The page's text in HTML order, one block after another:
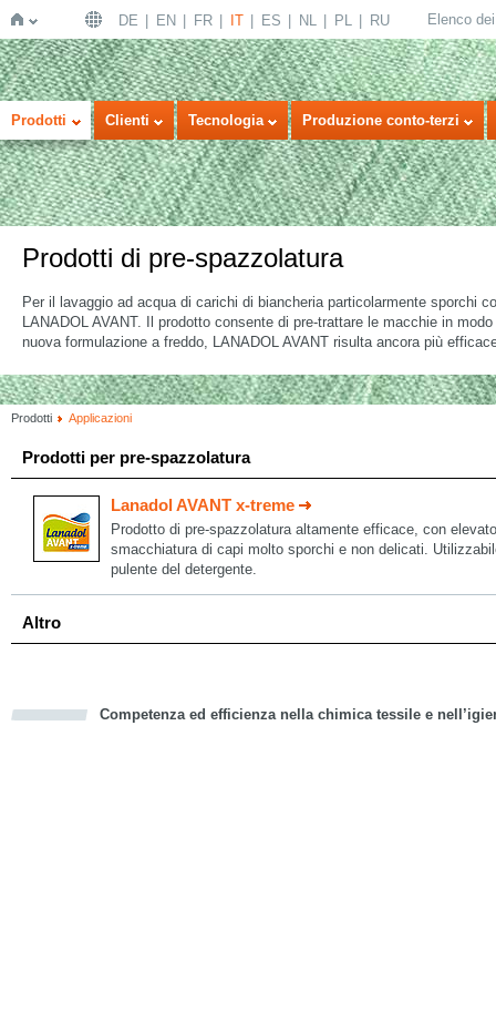
Home
DE EN FR IT ES NL PL RU Elenco
Prodotti Clienti Tecnologia Produzione conto-terzi
Prodotti di pre-spazzolatura
Per il lavaggio ad acqua di carichi di biancheria particolarmente sporchi
LANADOL AVANT. Il prodotto consente di pre-trattare le macchie in
nuova formulazione a freddo, LANADOL AVANT risulta ancora più
Prodotti Applicazioni
Prodotti per pre-spazzolatura
Lanadol AVANT x-treme
Prodotto di pre-spazzolatura altamente efficace, con
smacchiatura di capi molto sporchi e non delicati.
pulente del detergente.
Altro
Competenza ed efficienza nella chimica tessile e